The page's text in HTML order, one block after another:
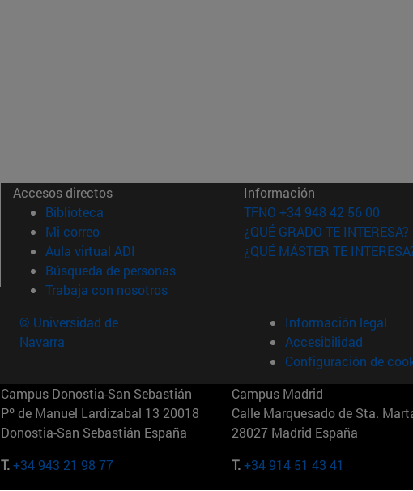
Accesos directos
Biblioteca (abre en nueva ventana)
Mi correo(abre en nueva ventana)
Aula virtual ADI (abre en nueva ventana)
Búsqueda de personas(abre en nueva ventana)
Trabaja con nosotros(abre en nueva ventana)
Información
TFNO +34 948 42 56 00
¿QUÉ GRADO TE INTERESA?
¿QUÉ MÁSTER TE
© Universidad de
Navarra
Información legal
Accesibilidad
Configuración de
Campus Donostia-San Sebastián
Pº de Manuel Lardizabal 13 20018
Donostia-San Sebastián España
T.+34 943 21 98 77
Campus Madrid
Calle Marquesado de Sta.
28027 Madrid España
T.+34 914 51 43 41